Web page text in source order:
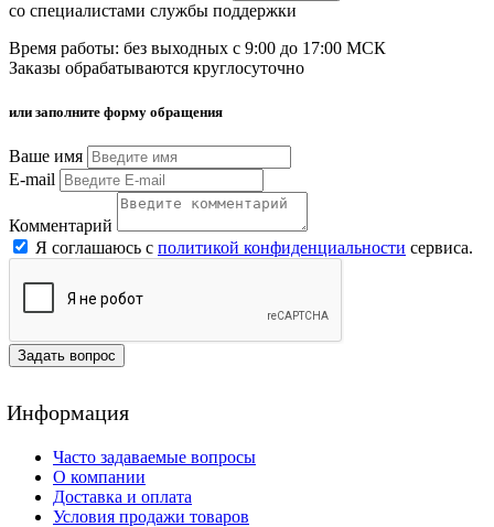
со специалистами службы поддержки
Время работы: без выходных с 9:00 до 17:00 МСК
Заказы обрабатываются круглосуточно
или заполните форму обращения
Ваше имя
E-mail
Комментарий
Я соглашаюсь с политикой конфиденциальности сервиса.
Задать вопрос
Информация
Часто задаваемые вопросы
О компании
Доставка и оплата
Условия продажи товаров